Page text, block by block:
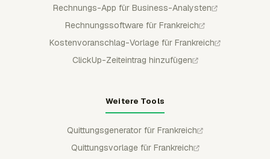
Rechnungs-App für Business-Analysten
Rechnungssoftware für Frankreich
Kostenvoranschlag-Vorlage für Frankreich
ClickUp-Zeiteintrag hinzufügen
Weitere Tools
Quittungsgenerator für Frankreich
Quittungsvorlage für Frankreich